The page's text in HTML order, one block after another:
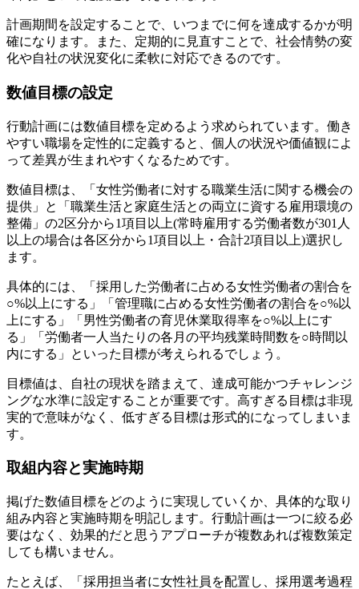
計画期間を設定することで、いつまでに何を達成するかが明
確になります。また、定期的に見直すことで、社会情勢の変
化や自社の状況変化に柔軟に対応できるのです。
数値目標の設定
行動計画には数値目標を定めるよう求められています。働き
やすい職場を定性的に定義すると、個人の状況や価値観によ
って差異が生まれやすくなるためです。
数値目標は、「女性労働者に対する職業生活に関する機会の
提供」と「職業生活と家庭生活との両立に資する雇用環境の
整備」の2区分から1項目以上(常時雇用する労働者数が301人
以上の場合は各区分から1項目以上・合計2項目以上)選択し
ます。
具体的には、「採用した労働者に占める女性労働者の割合を
○%以上にする」「管理職に占める女性労働者の割合を○%以
上にする」「男性労働者の育児休業取得率を○%以上にす
る」「労働者一人当たりの各月の平均残業時間数を○時間以
内にする」といった目標が考えられるでしょう。
目標値は、自社の現状を踏まえて、達成可能かつチャレンジ
ングな水準に設定することが重要です。高すぎる目標は非現
実的で意味がなく、低すぎる目標は形式的になってしまいま
す。
取組内容と実施時期
掲げた数値目標をどのように実現していくか、具体的な取り
組み内容と実施時期を明記します。行動計画は一つに絞る必
要はなく、効果的だと思うアプローチが複数あれば複数策定
しても構いません。
たとえば、「採用担当者に女性社員を配置し、採用選考過程